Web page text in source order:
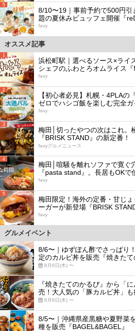
5
8/10〜19｜事前予約で500円
題の夏休みビュッフェ開催『
favy
オススメ記事
1
浜松町駅｜選べるソース×ライ
シェフのふわとろオムライス『
favy
2
【初心者必見】札幌・4PLAの
ゼロでハシゴ飯を楽しむ完全ガ
favy
3
梅田│切ったやつの次はこれ。
『BRISK STAND』の新定番！
favyグルメニュース
4
梅田│喧騒を離れソファで寛ぐ
『pasta stand』。長居もOKで
favy
5
梅田限定！海外の定番・甘じ
ーガーが新登場『BRISK STAND
favy
グルメイベント
8/6〜｜ゆずぽん酢でさっぱり
定のカルビ丼を販売『焼きたて
8月6日(木) 〜
『焼きたてのかるび』から「
売！大人気の「豚カルビ丼」
8月6日(木) 〜
8/5〜｜沖縄県産黒糖や夏野菜
種を販売『BAGEL&BAGEL』